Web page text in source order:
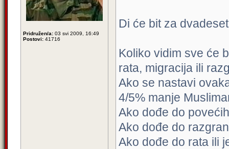
Pridružen/a: 03 svi 2009, 16:49
Postovi: 41716
Di će bit za
Koliko vidim sve će
rata, migracija ili
Ako se nastavi
4/5% manje
Ako dođe do
Ako dođe do
Ako dođe do rata ili